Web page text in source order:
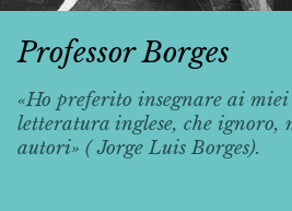
Professor Borges
«Ho preferito insegnare ai
letteratura inglese, che ignoro,
autori» ( Jorge Luis Borges).